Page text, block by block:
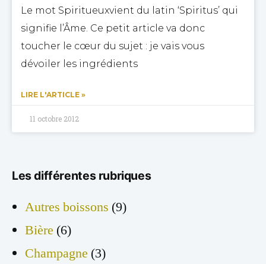
Le mot Spiritueuxvient du latin ‘Spiritus’ qui
signifie l’Âme. Ce petit article va donc
toucher le cœur du sujet : je vais vous
dévoiler les ingrédients
LIRE L'ARTICLE »
11 octobre 2012
Les différentes rubriques
Autres boissons (9)
Bière (6)
Champagne (3)